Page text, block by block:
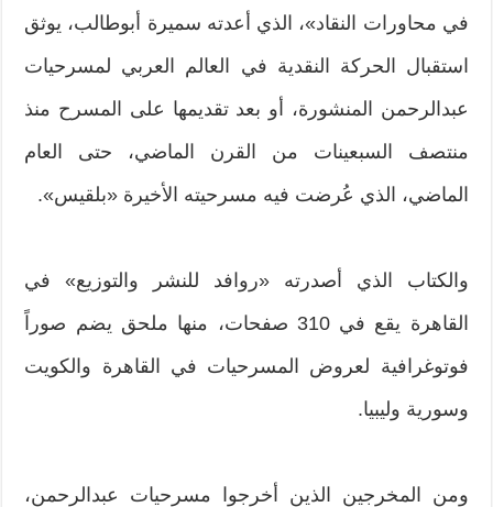
في محاورات النقاد»، الذي أعدته سميرة أبوطالب، يوثق
استقبال الحركة النقدية في العالم العربي لمسرحيات
عبدالرحمن المنشورة، أو بعد تقديمها على المسرح منذ
منتصف السبعينات من القرن الماضي، حتى العام
الماضي، الذي عُرضت فيه مسرحيته الأخيرة «بلقيس».
والكتاب الذي أصدرته «روافد للنشر والتوزيع» في
القاهرة يقع في ‬310 صفحات، منها ملحق يضم صوراً
فوتوغرافية لعروض المسرحيات في القاهرة والكويت
وسورية وليبيا.
ومن المخرجين الذين أخرجوا مسرحيات عبدالرحمن،